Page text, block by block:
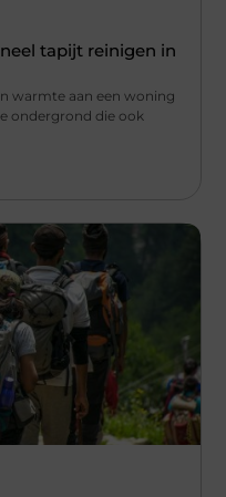
tapijt reinigen in
warmte aan een woning
ondergrond die ook